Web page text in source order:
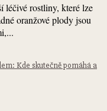
léčivé rostliny, které lze
oranžové plody jsou
Kde skutečně pomáhá a